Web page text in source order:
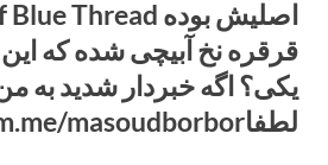
قرقره نخ آبیچی شده که
یکی؟ اگه خبردار شدید به
لطفاhttp://telegram.me/masoudborbor”